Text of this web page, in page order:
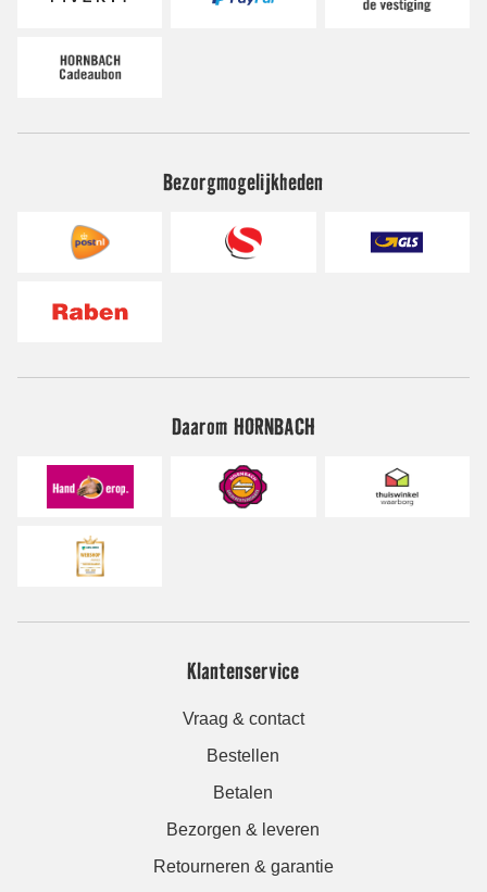
Bezorgmogelijkheden
Daarom HORNBACH
Klantenservice
Vraag & contact
Bestellen
Betalen
Bezorgen & leveren
Retourneren & garantie